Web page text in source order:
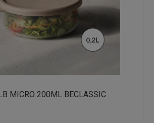
MICRO 200ML BECLASSIC